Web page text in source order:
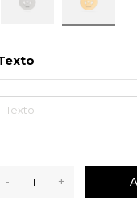
- +